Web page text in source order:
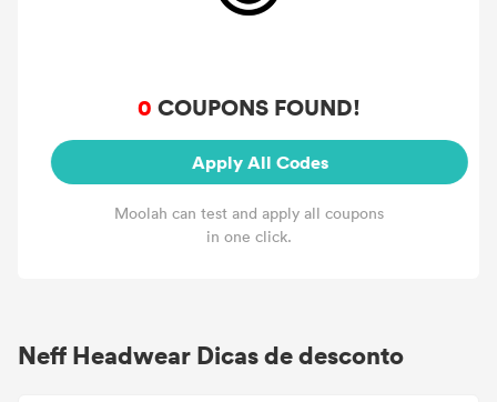
0 COUPONS FOUND!
Apply All Codes
Moolah can test and apply all coupons
in one click.
Neff Headwear Dicas de desconto